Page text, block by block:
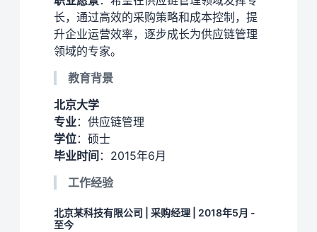
长，通过高效的采购策略和成本控制，提
升企业运营效率，逐步成长为供应链管理
领域的专家。
教育背景
北京大学
专业：供应链管理
学位：硕士
毕业时间 ：2015年6月
工作经验
北京某科技有限公司 | 采购经理 | 2018年5月 -
至今